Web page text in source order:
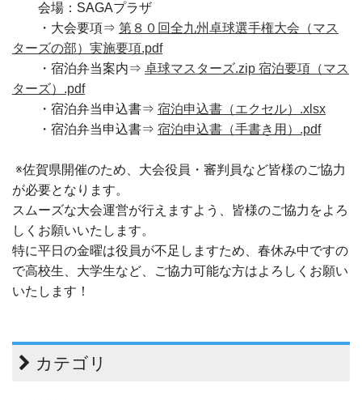
会場：SAGAプラザ
・大会要項⇒ 第８０回全九州卓球選手権大会（マス
ターズの部）実施要項.pdf
・宿泊弁当案内⇒ 卓球マスターズ.zip 宿泊要項（マス
ターズ）.pdf
・宿泊弁当申込書⇒ 宿泊申込書（エクセル）.xlsx
・宿泊弁当申込書⇒ 宿泊申込書（手書き用）.pdf
※佐賀県開催のため、大会役員・審判員など皆様のご協力
が必要となります。
スムーズな大会運営が行えますよう、皆様のご協力をよろ
しくお願いいたします。
特に平日の金曜は役員が不足しますため、春休み中ですの
で高校生、大学生など、ご協力可能な方はよろしくお願い
いたします！
カテゴリ